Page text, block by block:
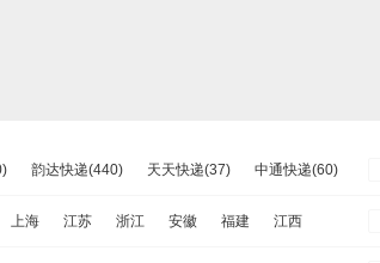
韵达快递(440) 天天快递(37) 中通快递(60)
上海 江苏 浙江 安徽 福建 江西